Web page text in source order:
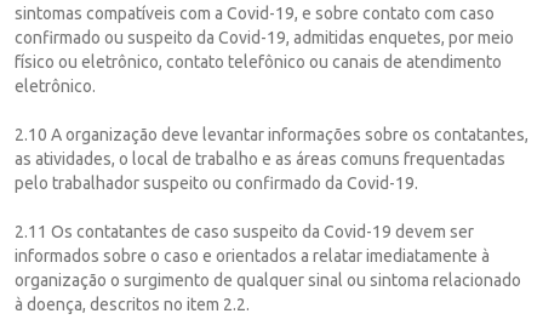
sintomas compatíveis com a Covid-19, e sobre contato com caso
confirmado ou suspeito da Covid-19, admitidas enquetes, por meio
físico ou eletrônico, contato telefônico ou canais de atendimento
eletrônico.
2.10 A organização deve levantar informações sobre os contatantes,
as atividades, o local de trabalho e as áreas comuns frequentadas
pelo trabalhador suspeito ou confirmado da Covid-19.
2.11 Os contatantes de caso suspeito da Covid-19 devem ser
informados sobre o caso e orientados a relatar imediatamente à
organização o surgimento de qualquer sinal ou sintoma relacionado
à doença, descritos no item 2.2.